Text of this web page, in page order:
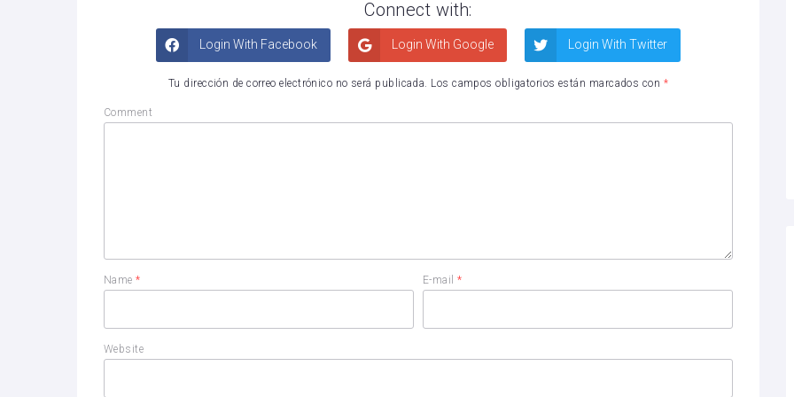
Connect with:
Login With Facebook Login With Google Login With Twitter
Tu dirección de correo electrónico no será publicada. Los campos obligatorios están marcados con *
Comment
Name* E-mail*
Website